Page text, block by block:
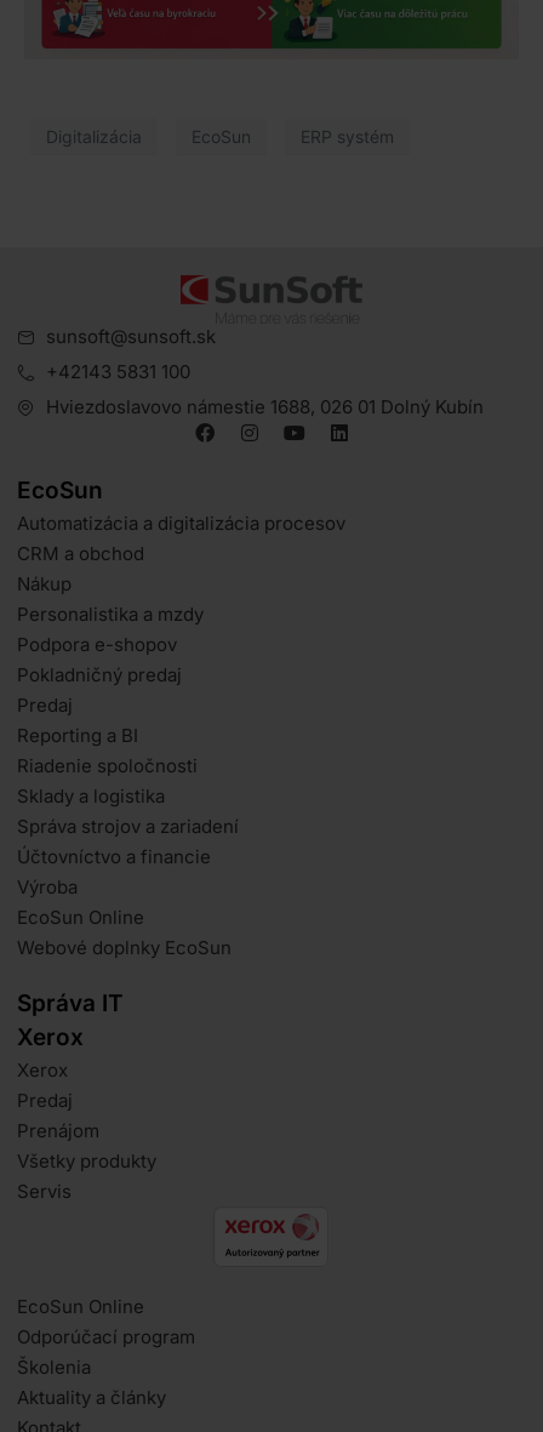
Digitalizácia EcoSun ERP systém
sunsoft@sunsoft.sk
+42143 5831 100
Hviezdoslavovo námestie 1688, 026 01 Dolný Kubín
EcoSun
Automatizácia a digitalizácia procesov
CRM a obchod
Nákup
Personalistika a mzdy
Podpora e-shopov
Pokladničný predaj
Predaj
Reporting a BI
Riadenie spoločnosti
Sklady a logistika
Správa strojov a zariadení
Účtovníctvo a financie
Výroba
EcoSun Online
Webové doplnky EcoSun
Správa IT
Xerox
Xerox
Predaj
Prenájom
Všetky produkty
Servis
EcoSun Online
Odporúčací program
Školenia
Aktuality a články